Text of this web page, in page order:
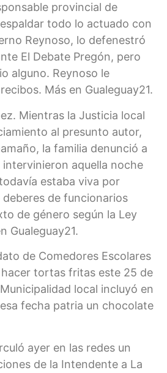
provincial de
todo lo actuado con
Reynoso, lo defenestró
El Debate Pregón, pero
alguno. Reynoso le
Más en Gualeguay21.
Mientras la Justicia local
al presunto autor,
la familia denunció a
intervinieron aquella noche
estaba viva por
de funcionarios
de género según la Ley
Gualeguay21.
de Comedores Escolares
tortas fritas este 25 de
local incluyó en
fecha patria un chocolate
ayer en las redes un
de la Intendente a La